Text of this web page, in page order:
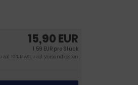
15,90 EUR
1,59 EUR pro Stück
zzgl. 19 % MwSt. zzgl.Versandkosten